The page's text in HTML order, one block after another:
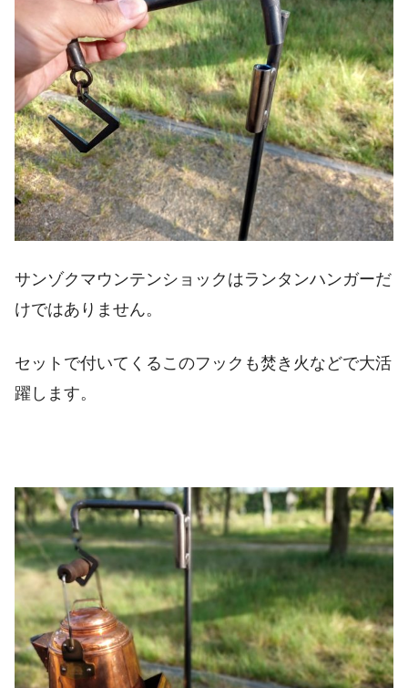
サンゾクマウンテンショックはランタンハンガーだ
けではありません。
セットで付いてくるこのフックも焚き火などで大活
躍します。